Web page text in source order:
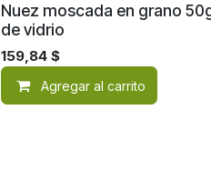
de deseos
Nuez moscada en grano
de vidrio
159,84 $
Agregar al carrito